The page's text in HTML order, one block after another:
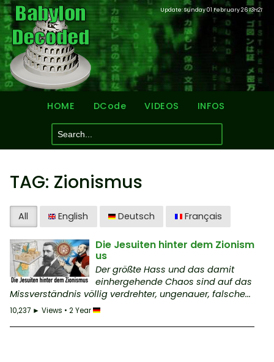
Update: Sunday 01 February 2613H21
HOME DCode VIDEOS INFOS
TAG: Zionismus
All English Deutsch Français
Die Jesuiten hinter dem Zionism
us
Der größte Hass und das damit
einhergehende Chaos sind auf das
Missverständnis völlig verdrehter, ungenauer, falsche...
10,237 ► Views • 2 Year